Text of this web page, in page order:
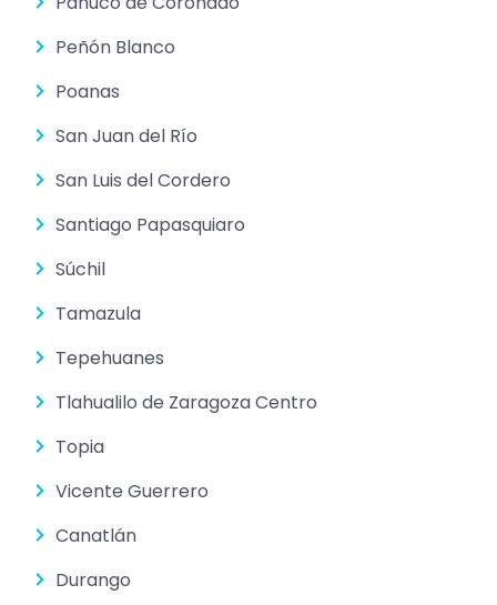
Peñón Blanco
Poanas
San Juan del Río
San Luis del Cordero
Santiago Papasquiaro
Súchil
Tamazula
Tepehuanes
Tlahualilo de Zaragoza Centro
Topia
Vicente Guerrero
Canatlán
Durango